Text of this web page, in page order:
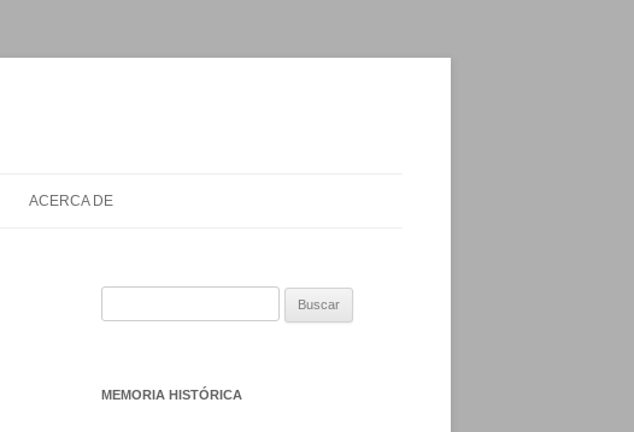
ACERCA DE
MEMORIA HISTÓRICA